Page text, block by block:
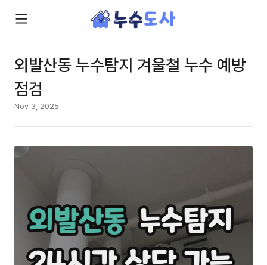
외발산동 누수탐지 겨울철 누수 예방
점검
Nov 3, 2025